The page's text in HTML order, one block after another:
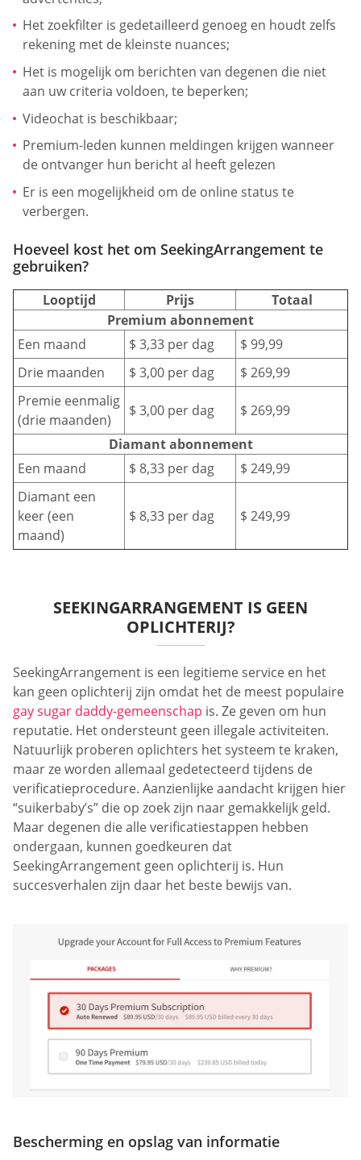
Het zoekfilter is gedetailleerd genoeg en houdt zelfs
rekening met de kleinste nuances;
Het is mogelijk om berichten van degenen die niet
aan uw criteria voldoen, te beperken;
Videochat is beschikbaar;
Premium-leden kunnen meldingen krijgen wanneer
de ontvanger hun bericht al heeft gelezen
Er is een mogelijkheid om de online status te
verbergen.
Hoeveel kost het om SeekingArrangement te
gebruiken?
Looptijd Prijs
Totaal
Premium abonnement
Een maand
$ 3,33 per dag
$ 99,99
Drie maanden
$ 3,00 per dag
$ 269,99
Premie eenmalig
(drie maanden)
$ 3,00 per dag
$ 269,99
Diamant abonnement
Een maand
$ 8,33 per dag
$ 249,99
Diamant een
keer (een
maand)
$ 8,33 per dag $ 249,99
SEEKINGARRANGEMENT IS GEEN
OPLICHTERIJ?
SeekingArrangement is een legitieme service en het
kan geen oplichterij zijn omdat het de meest populaire
gay sugar daddy-gemeenschap is. Ze geven om hun
reputatie. Het ondersteunt geen illegale activiteiten.
Natuurlijk proberen oplichters het systeem te kraken,
maar ze worden allemaal gedetecteerd tijdens de
verificatieprocedure. Aanzienlijke aandacht krijgen hier
“suikerbaby’s” die op zoek zijn naar gemakkelijk geld.
Maar degenen die alle verificatiestappen hebben
ondergaan, kunnen goedkeuren dat
SeekingArrangement geen oplichterij is. Hun
succesverhalen zijn daar het beste bewijs van.
Bescherming en opslag van informatie